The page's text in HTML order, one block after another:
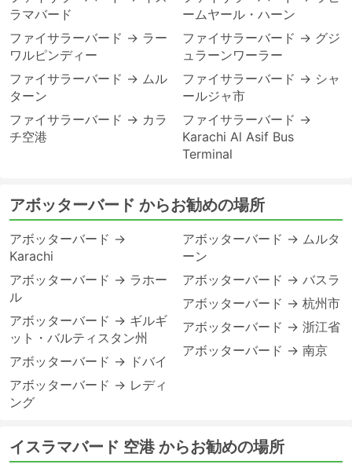
ラマバード
ファイサラーバード → ラー
ワルピンディー
ファイサラーバード → ムル
ターン
ファイサラーバード → カラ
チ空港
ームヤール・ハーン
ファイサラーバード → グジ
ュラーンワーラー
ファイサラーバード → シャ
ールジャ市
ファイサラーバード →
Karachi Al Asif Bus
Terminal
アボッターバード からお勧めの場所
アボッターバード →
Karachi
アボッターバード → ラホー
ル
アボッターバード → ギルギ
ット・バルティスタン州
アボッターバード → ドバイ
アボッターバード → レディ
ング
アボッターバード → ムルタ
ーン
アボッターバード → バスラ
アボッターバード → 杭州市
アボッターバード → 浙江省
アボッターバード → 南京
イスラマバード 空港 からお勧めの場所